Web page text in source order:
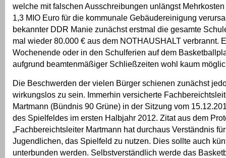
welche mit falschen Ausschreibungen unlängst
1,3 MIO Euro für die kommunale Gebäudereinigung
bekannter DDR Manie zunächst erstmal die gesamte
mal wieder 80.000 € aus dem NOTHAUSHALT verbrannt.
Wochenende oder in den Schulferien auf dem
aufgrund beamtenmäßiger Schließzeiten wohl kaum
Die Beschwerden der vielen Bürger schienen zunächst
wirkungslos zu sein. Immerhin versicherte
Martmann (Bündnis 90 Grüne) in der Sitzung vom
des Spielfeldes im ersten Halbjahr 2012. Zitat aus dem
„Fachbereichtsleiter Martmann hat durchaus Verständnis
Jugendlichen, das Spielfeld zu nutzen. Dies sollte auch
unterbunden werden. Selbstverständlich werde das